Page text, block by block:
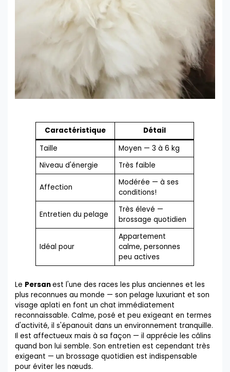
Caractéristique
Détail
Taille
Moyen — 3 à 6 kg
Niveau d'énergie
Très faible
Affection
Modérée — à ses
conditions!
Entretien du pelage
Très élevé —
brossage quotidien
Idéal pour
Appartement
calme, personnes
peu actives
Le Persanest l'une des races les plus anciennes et les
plus reconnues au monde — son pelage luxuriant et son
visage aplati en font un chat immédiatement
reconnaissable. Calme, posé et peu exigeant en termes
d'activité, il s'épanouit dans un environnement tranquille.
Il est affectueux mais à sa façon — il apprécie les câlins
quand bon lui semble. Son entretien est cependant très
exigeant — un brossage quotidien est indispensable
pour éviter les nœuds.